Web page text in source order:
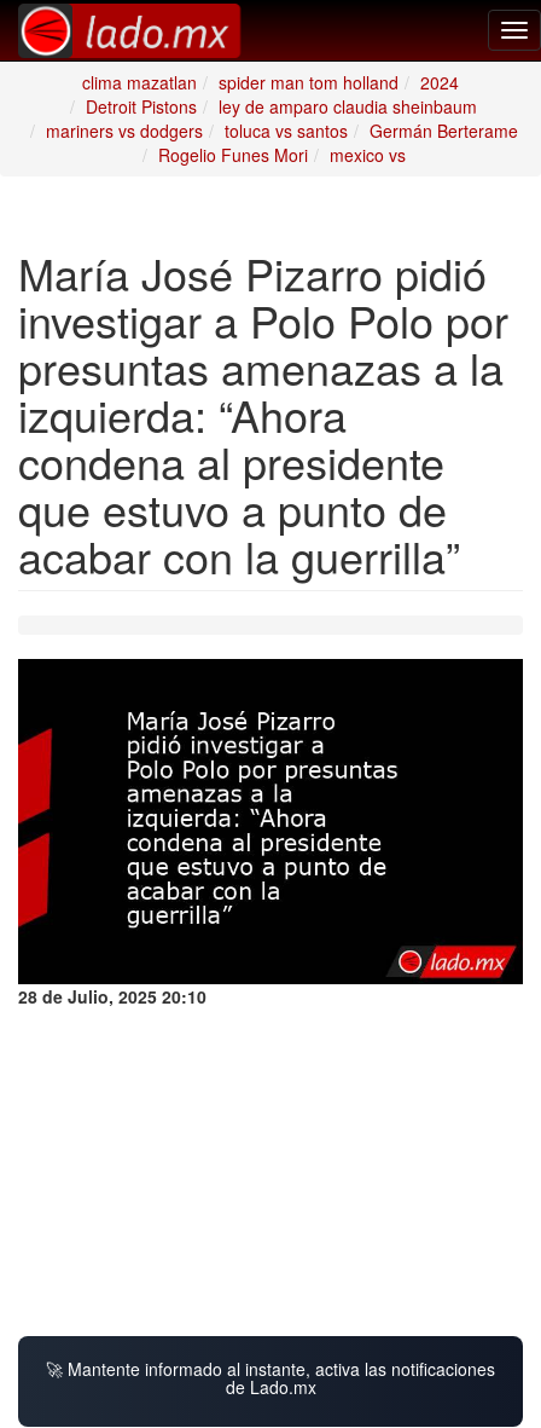
clima mazatlan
spider man tom holland
2024
Detroit Pistons
ley de amparo claudia sheinbaum
mariners vs dodgers
toluca vs santos
Germán Berterame
Rogelio Funes Mori
mexico vs
María José Pizarro pidió
investigar a Polo Polo por
presuntas amenazas a la
izquierda: “Ahora
condena al presidente
que estuvo a punto de
acabar con la guerrilla”
28 de Julio, 2025 20:10
🚀 Mantente informado al instante, activa las notificaciones
de Lado.mx